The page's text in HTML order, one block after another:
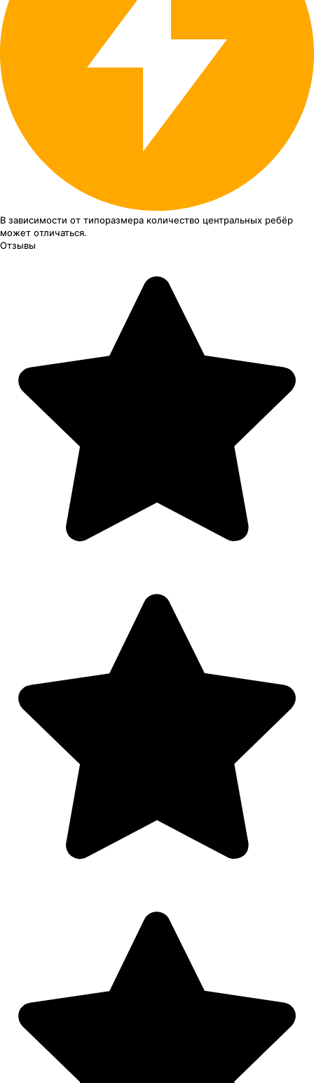
В зависимости от типоразмера количество центральных ребёр
может отличаться.
Отзывы